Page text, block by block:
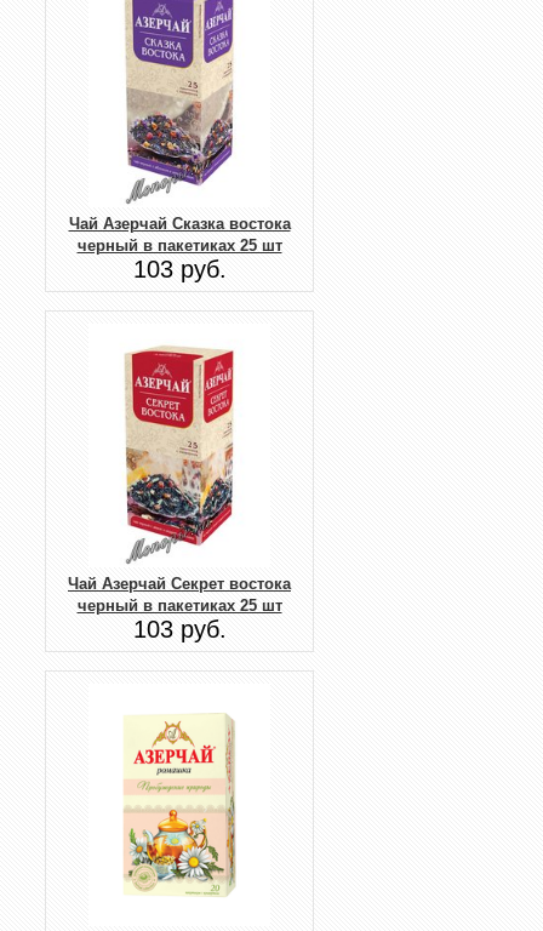
Чай Азерчай Сказка востока
черный в пакетиках 25 шт
103 руб.
Чай Азерчай Секрет востока
черный в пакетиках 25 шт
103 руб.